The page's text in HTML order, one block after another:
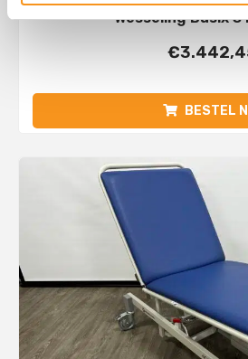
Wesseling Basix 3
€
BESTEL